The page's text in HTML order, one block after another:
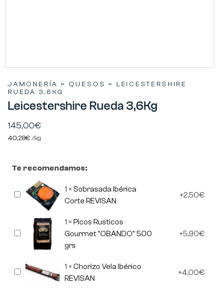
JAMONERÍA » QUESOS » LEICESTERSHIRE
RUEDA 3,6KG
Leicestershire Rueda 3,6Kg
145,00€
40,28€ /kg
Te recomendamos:
Sobrasada
Ibérica
REVISAN
1 × Sobrasada Ibérica
Corte REVISAN
2,50€
Picos
Rusticos
Gourmet
500
grs
1 × Picos Rusticos
Gourmet "OBANDO" 500
grs
5,90€
Chorizo
1 × Chorizo Vela Ibérico
REVISAN
4,00€